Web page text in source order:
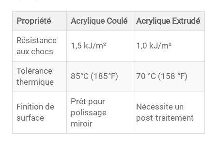
Propriété Acrylique Coulé
Acrylique Extrudé
Résistance
aux chocs
1,5 kJ/m² 1,0 kJ/m²
Tolérance
thermique
85°C (185°F) 70 °C (158 °F)
Finition de
surface
Prêt pour
polissage
miroir
Nécessite un
post-traitement